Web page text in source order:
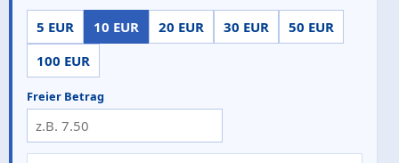
5 EUR 10 EUR 20 EUR 30 EUR
50 EUR
100 EUR
Freier Betrag